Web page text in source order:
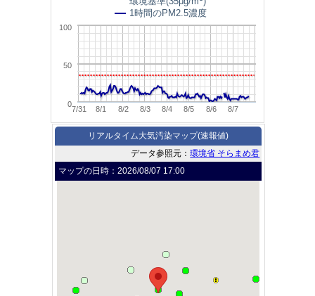
7/31 8/1 8/2 8/3 8/4 8/5 8/6 8/7
0
50
100
1時間のPM2.5濃度
リアルタイム大気汚染マップ(速報値)
データ参照元：環境省 そらまめ君
マップの日時：2026/08/07 17:00